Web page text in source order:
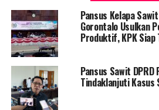
Dalam pertemuan ini, KPK
transparansi data, konsistensi
pengawasan izin agar tidak terjadi
tumpang tindih lahan, dan potensi
dalam pengelolaan perkebunan
pembenahan tata kelola
transparan, akuntabel, dan
sebesar-besarnya bagi masyarakat
Pansus Kelapa
Gorontalo Usulkan
Produktif, KPK
Pansus Sawit
Tindaklanjuti Kasus